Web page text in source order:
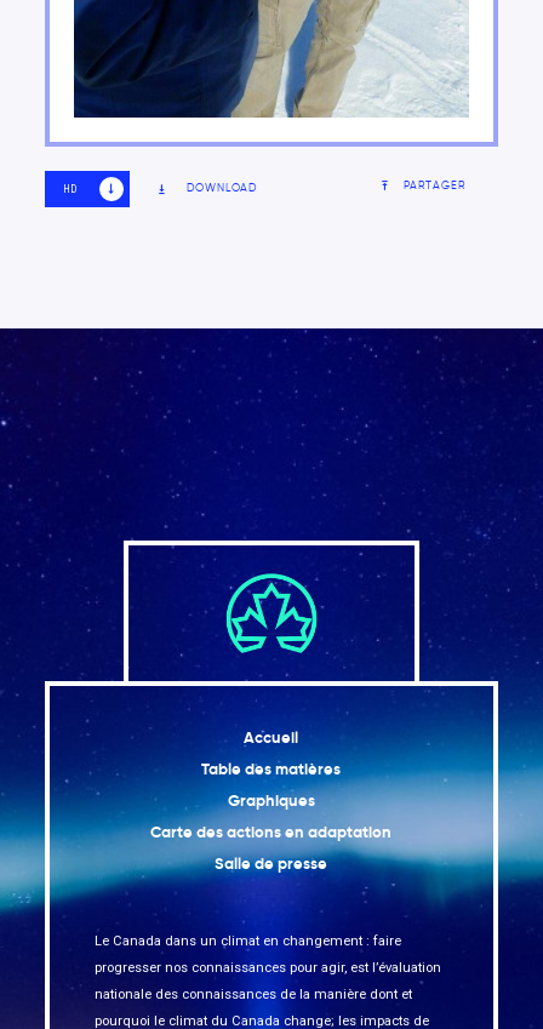
HD SD DOWNLOAD PARTAGER
Accueil
Table des matières
Graphiques
Carte des actions en adaptation
Salle de presse
Le Canada dans un climat en changement : faire
progresser nos connaissances pour agir, est l’évaluation
nationale des connaissances de la manière dont et
pourquoi le climat du Canada change; les impacts de